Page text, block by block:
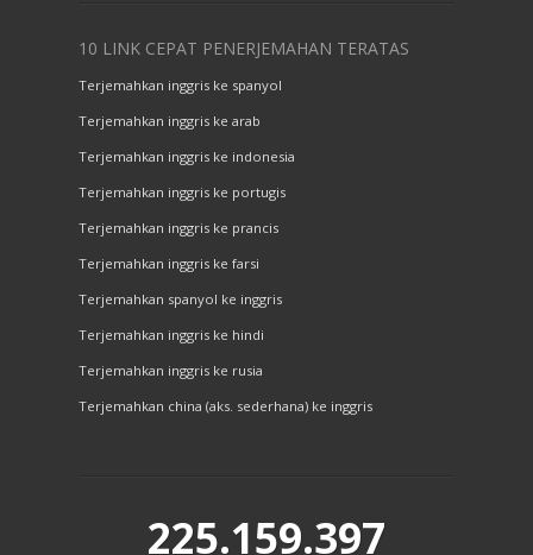
10 LINK CEPAT PENERJEMAHAN TERATAS
Terjemahkan inggris ke spanyol
Terjemahkan inggris ke arab
Terjemahkan inggris ke indonesia
Terjemahkan inggris ke portugis
Terjemahkan inggris ke prancis
Terjemahkan inggris ke farsi
Terjemahkan spanyol ke inggris
Terjemahkan inggris ke hindi
Terjemahkan inggris ke rusia
Terjemahkan china (aks. sederhana) ke inggris
225.159.397